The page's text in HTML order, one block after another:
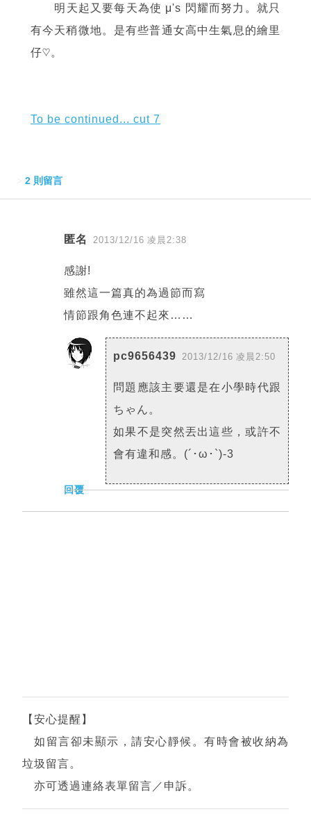
明天起又要每天為使 μ's 閃耀而努力。就只
有今天稍微地。是有些普通女高中生氣息的繪里
仔♡。
To be continued... cut 7
2 則留言
匿名 2013/12/16 凌晨2:38
感謝!
雖然這一篇真的為過節而寫
情節跟角色連不起來……
回覆
pc9656439 2013/12/16 凌晨2:50
問題應該主要還是在小學時代跟
ちゃん。
如果不是突然丟出這些，或許不
會有違和感。(´･ω･`)-3
張
留
【安心提醒】
如留言卻未顯示，請安心靜候。有時會被收納為
垃圾留言。
亦可透過連絡表單留言／申訴。